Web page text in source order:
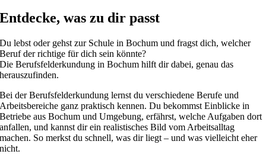
Entdecke, was zu dir passt
Du lebst oder gehst zur Schule in Bochum und fragst dich, welcher
Beruf der richtige für dich sein könnte?
Die Berufsfelderkundung in Bochum hilft dir dabei, genau das
herauszufinden.
Bei der Berufsfelderkundung lernst du verschiedene Berufe und
Arbeitsbereiche ganz praktisch kennen. Du bekommst Einblicke in
Betriebe aus Bochum und Umgebung, erfährst, welche Aufgaben dort
anfallen, und kannst dir ein realistisches Bild vom Arbeitsalltag
machen. So merkst du schnell, was dir liegt – und was vielleicht eher
nicht.